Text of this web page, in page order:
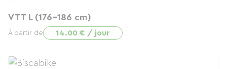
VTT L (176-186 cm)
À partir de 14.00 € / jour